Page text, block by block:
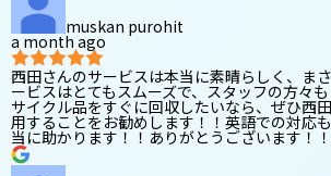
muskan purohit
a month ago
西田さんのサービスは本当に素晴らしく、ま
ービスはとてもスムーズで、スタッフの方々
サイクル品をすぐに回収したいなら、ぜひ西
用することをお勧めします！！英語での対応
当に助かります！！ありがとうございます！！